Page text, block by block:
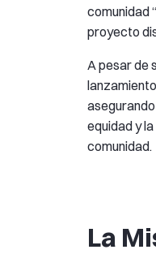
comunidad
proyecto
A pesar de
equidad y
comunidad.
La